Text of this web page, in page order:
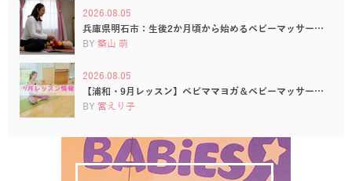
2026.08.05
兵庫県明石市：生後2か月頃から始めるベビーマッサー…
BY 築山 萌
2026.08.05
【浦和・9月レッスン】ベビママヨガ＆ベビーマッサー…
BY 宮えり子